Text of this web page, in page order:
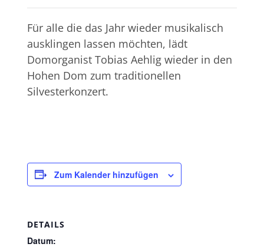
Für alle die das Jahr wieder musikalisch
ausklingen lassen möchten, lädt
Domorganist Tobias Aehlig wieder in den
Hohen Dom zum traditionellen
Silvesterkonzert.
Zum Kalender hinzufügen
DETAILS
Datum: